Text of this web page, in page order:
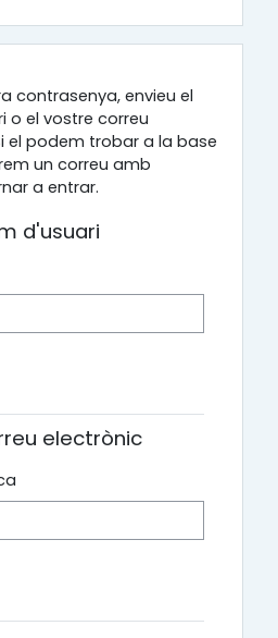
contrasenya, envieu el
o el vostre correu
el podem trobar a la base
un correu amb
a entrar.
d'usuari
electrònic